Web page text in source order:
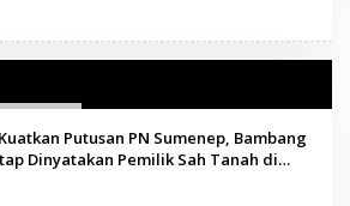
Putusan PN Sumenep, Bambang
Dinyatakan Pemilik Sah Tanah di